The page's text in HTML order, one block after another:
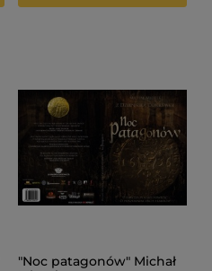
"Noc patagonów" Michał